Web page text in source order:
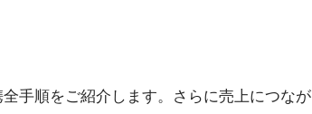
手順をご紹介します。さらに売上につなが